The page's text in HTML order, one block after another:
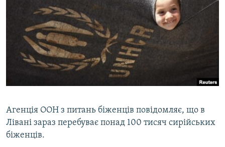
КИТАЙ.ВИКЛИКИ
МУЛЬТИМЕДІА
ФОТО
СПЕЦПРОЄКТИ
КРИМ РЕАЛІЇ
РУС
УКР
Агенція ООН з питань біженців повідомляє, що в
Лівані зараз перебуває понад 100 тисяч сирійських
біженців.